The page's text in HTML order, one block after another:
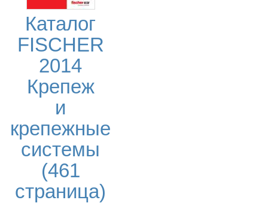
Каталог
FISCHER
2014
Крепеж
и
крепежные
системы
(461
страница)